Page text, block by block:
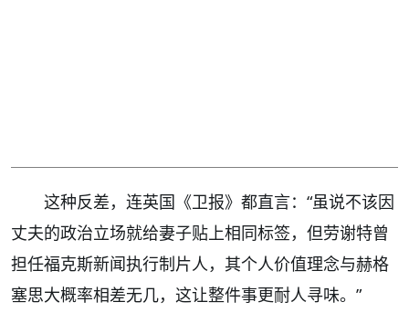
这种反差，连英国《卫报》都直言：“虽说不该因
丈夫的政治立场就给妻子贴上相同标签，但劳谢特曾
担任福克斯新闻执行制片人，其个人价值理念与赫格
塞思大概率相差无几，这让整件事更耐人寻味。”